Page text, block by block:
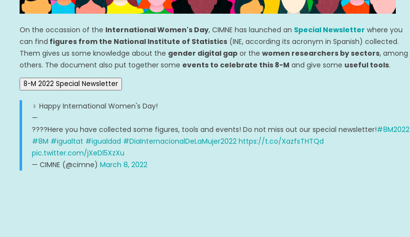
On the occassion of the International Women's Day, CIMNE has launched an Special Newsletter where you
can find figures from the National Institute of Statistics (INE, according its acronym in Spanish) collected.
Them gives us some knowledge about the gender digital gap or thewomen researchers by sectors, among
others. The document also put together some events to celebrate this 8-M and give some useful tools.
8-M 2022 Special Newsletter
♀️ Happy International Women's Day!
—
????Here you have collected some figures, tools and events! Do not miss out our special newsletter!#8M2022
#8M #igualtat #igualdad #DiaInternacionalDeLaMujer2022 https://t.co/XazfsTHTQd
pic.twitter.com/jXeDl5XzXu
— CIMNE (@cimne)March 8, 2022